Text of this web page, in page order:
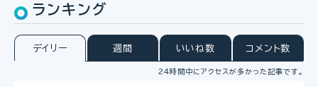
ランキング
デイリー 週間 いいね数 コメント数
24時間中にアクセスが多かった記事です。